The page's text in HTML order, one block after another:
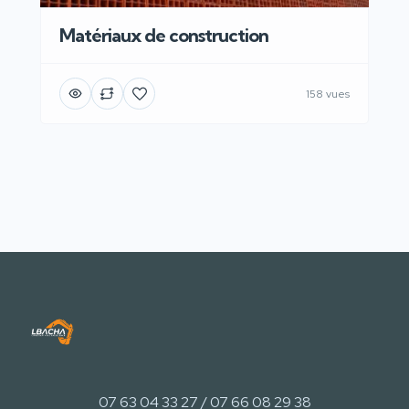
Matériaux de construction
158 vues
07 63 04 33 27 / 07 66 08 29 38